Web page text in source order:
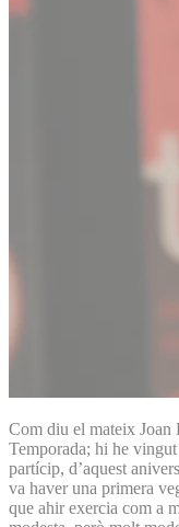
Com diu el mateix Joan
Temporada; hi he
partícip, d’aquest
va haver una primera
que ahir exercia com a